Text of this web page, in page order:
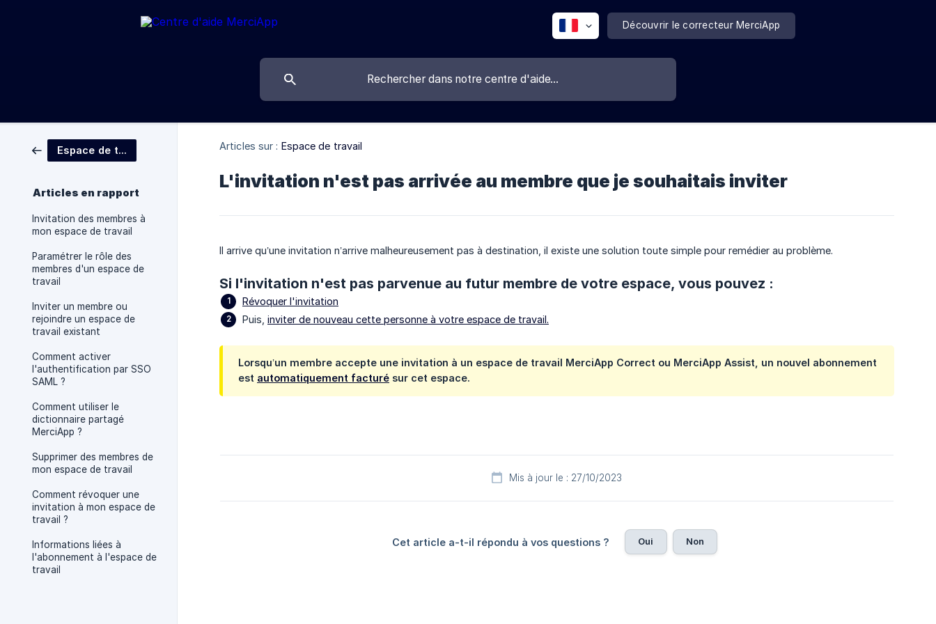
Découvrir le correcteur MerciApp
Espace de travail
Articles en rapport
Invitation des membres à
mon espace de travail
Paramétrer le rôle des
membres d'un espace de
travail
Inviter un membre ou
rejoindre un espace de
travail existant
Comment activer
l'authentification par SSO
SAML ?
Comment utiliser le
dictionnaire partagé
MerciApp ?
Supprimer des membres de
mon espace de travail
Comment révoquer une
invitation à mon espace de
travail ?
Informations liées à
l'abonnement à l'espace de
travail
Articles sur : Espace de travail
L'invitation n'est pas arrivée au membre que je souhaitais inviter
Il arrive qu’une invitation n’arrive malheureusement pas à destination, il existe une solution toute simple pour remédier au problème.
Si l'invitation n'est pas parvenue au futur membre de votre espace, vous pouvez :
Révoquer l'invitation
Puis, inviter de nouveau cette personne à votre espace de travail.
Lorsqu’un membre accepte une invitation à un espace de travail MerciApp Correct ou MerciApp Assist, un nouvel abonnement
est automatiquement facturé sur cet espace.
Mis à jour le : 27/10/2023
Cet article a-t-il répondu à vos questions ? Oui Non